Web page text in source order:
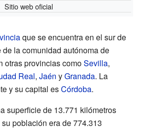
Sitio web oficial
que se encuentra en el sur de
de la comunidad autónoma de
otras provincias comoSevilla,
Real, Jaén yGranada. La
y su capital esCórdoba.
superficie de 13.771 kilómetros
población era de 774.313